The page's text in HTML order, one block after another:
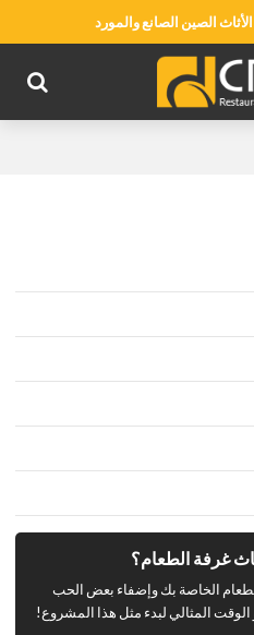
الأثاث الصين الصانع والمورد
غرفة الطعام؟
الخاصة بك وإضفاء بعض الحب
المثالي لبدء مثل هذا المشروع!